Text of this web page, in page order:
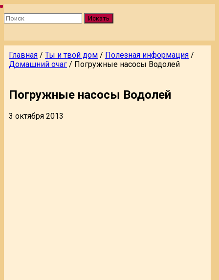
Искать
Главная / Ты и твой дом / Полезная информация /
Домашний очаг / Погружные насосы Водолей
Погружные насосы Водолей
3 октября 2013